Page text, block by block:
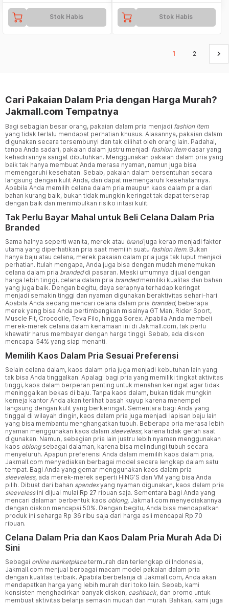
Stok Habis Stok Habis
1 2 keyboard_arrow_right
Cari Pakaian Dalam Pria dengan Harga Murah?
Jakmall.com Tempatnya
Bagi sebagian besar orang, pakaian dalam pria menjadi fashion item
yang tidak terlalu mendapat perhatian khusus. Alasannya, pakaian dalam
digunakan secara tersembunyi dan tak dilihat oleh orang lain. Padahal,
tanpa Anda sadari, pakaian dalam justru menjadi fashion item dasar yang
kehadirannya sangat dibutuhkan. Menggunakan pakaian dalam pria yang
baik tak hanya membuat Anda merasa nyaman, namun juga bisa
memengaruhi kesehatan. Sebab, pakaian dalam bersentuhan secara
langsung dengan kulit Anda, dan dapat memengaruhi kesehatannya.
Apabila Anda memilih celana dalam pria maupun kaos dalam pria dari
bahan kurang baik, bukan tidak mungkin keringat tak dapat terserap
dengan baik dan menimbulkan risiko iritasi kulit.
Tak Perlu Bayar Mahal untuk Beli Celana Dalam Pria
Branded
Sama halnya seperti wanita, merek atau brandjuga kerap menjadi faktor
utama yang diperhatikan pria saat memilih suatu fashion item. Bukan
hanya baju atau celana, merek pakaian dalam pria juga tak luput menjadi
perhatian. Itulah mengapa, Anda juga bisa dengan mudah menemukan
celana dalam pria brandeddi pasaran. Meski umumnya dijual dengan
harga lebih tinggi, celana dalam pria brandedmemiliki kualitas dan bahan
yang juga baik. Dengan begitu, daya serapnya terhadap keringat
menjadi semakin tinggi dan nyaman digunakan beraktivitas sehari-hari.
Apabila Anda sedang mencari celana dalam pria branded, beberapa
merek yang bisa Anda pertimbangkan misalnya GT Man, Rider Sport,
Muscle Fit, Crocodile, Teva Filo, hingga Sorex. Apabila Anda membeli
merek-merek celana dalam kenamaan ini di Jakmall.com, tak perlu
khawatir harus membayar dengan harga tinggi. Sebab, ada diskon
mencapai 54% yang siap menanti.
Memilih Kaos Dalam Pria Sesuai Preferensi
Selain celana dalam, kaos dalam pria juga menjadi kebutuhan lain yang
tak bisa Anda tinggalkan. Apalagi bagi pria yang memiliki tingkat aktivitas
tinggi, kaos dalam berperan penting untuk menahan keringat agar tidak
meninggalkan bekas di baju. Tanpa kaos dalam, bukan tidak mungkin
kemeja kantor Anda akan terlihat basah kuyup karena menempel
langsung dengan kulit yang berkeringat. Sementara bagi Anda yang
tinggal di wilayah dingin, kaos dalam pria juga menjadi lapisan baju lain
yang bisa membantu menghangatkan tubuh. Beberapa pria merasa lebih
nyaman menggunakan kaos dalam sleeveless, karena tidak gerah saat
digunakan. Namun, sebagian pria lain justru lebih nyaman menggunakan
kaos oblong sebagai dalaman, karena bisa melindungi tubuh secara
menyeluruh. Apapun preferensi Anda dalam memilih kaos dalam pria,
Jakmall.com menyediakan berbagai model secara lengkap dalam satu
tempat. Bagi Anda yang gemar menggunakan kaos dalam pria
sleeveless, ada merek-merek seperti HING’S dan VM yang bisa Anda
pilih. Dibuat dari bahan spandexyang nyaman digunakan, kaos dalam pria
sleeveless ini dijual mulai Rp 27 ribuan saja. Sementara bagi Anda yang
mencari dalaman berbentuk kaos oblong, Jakmall.com menyediakannya
dengan diskon mencapai 50%. Dengan begitu, Anda bisa mendapatkan
produk ini seharga Rp 36 ribu saja dari harga asli mencapai Rp 70
ribuan.
Celana Dalam Pria dan Kaos Dalam Pria Murah Ada Di
Sini
Sebagai online marketplacetermurah dan terlengkap di Indonesia,
Jakmall.com menjual berbagai macam model pakaian dalam pria
dengan kualitas terbaik. Apabila berbelanja di Jakmall.com, Anda akan
mendapatkan harga yang lebih murah dari toko lain. Sebab, kami
konsisten menghadirkan banyak diskon, cashback, dan promo untuk
membuat aktivitas belanja semakin mudah dan murah. Bahkan, kami juga